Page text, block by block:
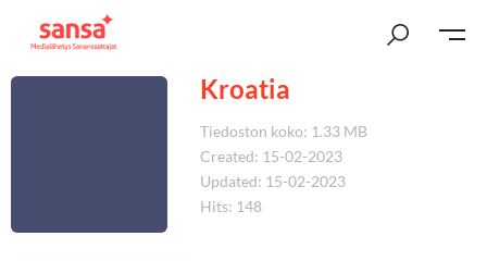
Kroatia
Tiedoston koko: 1.33 MB
Created: 15-02-2023
Updated: 15-02-2023
Hits: 148